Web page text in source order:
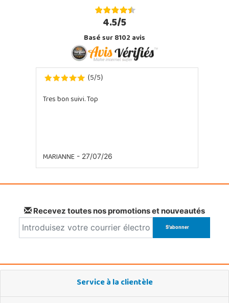
4.5/5
Basé sur 8102 avis
(5/5)
Tres bon suivi. Top
MARIANNE- 27/07/26
Recevez toutes nos promotions et nouveautés
Service à la clientèle